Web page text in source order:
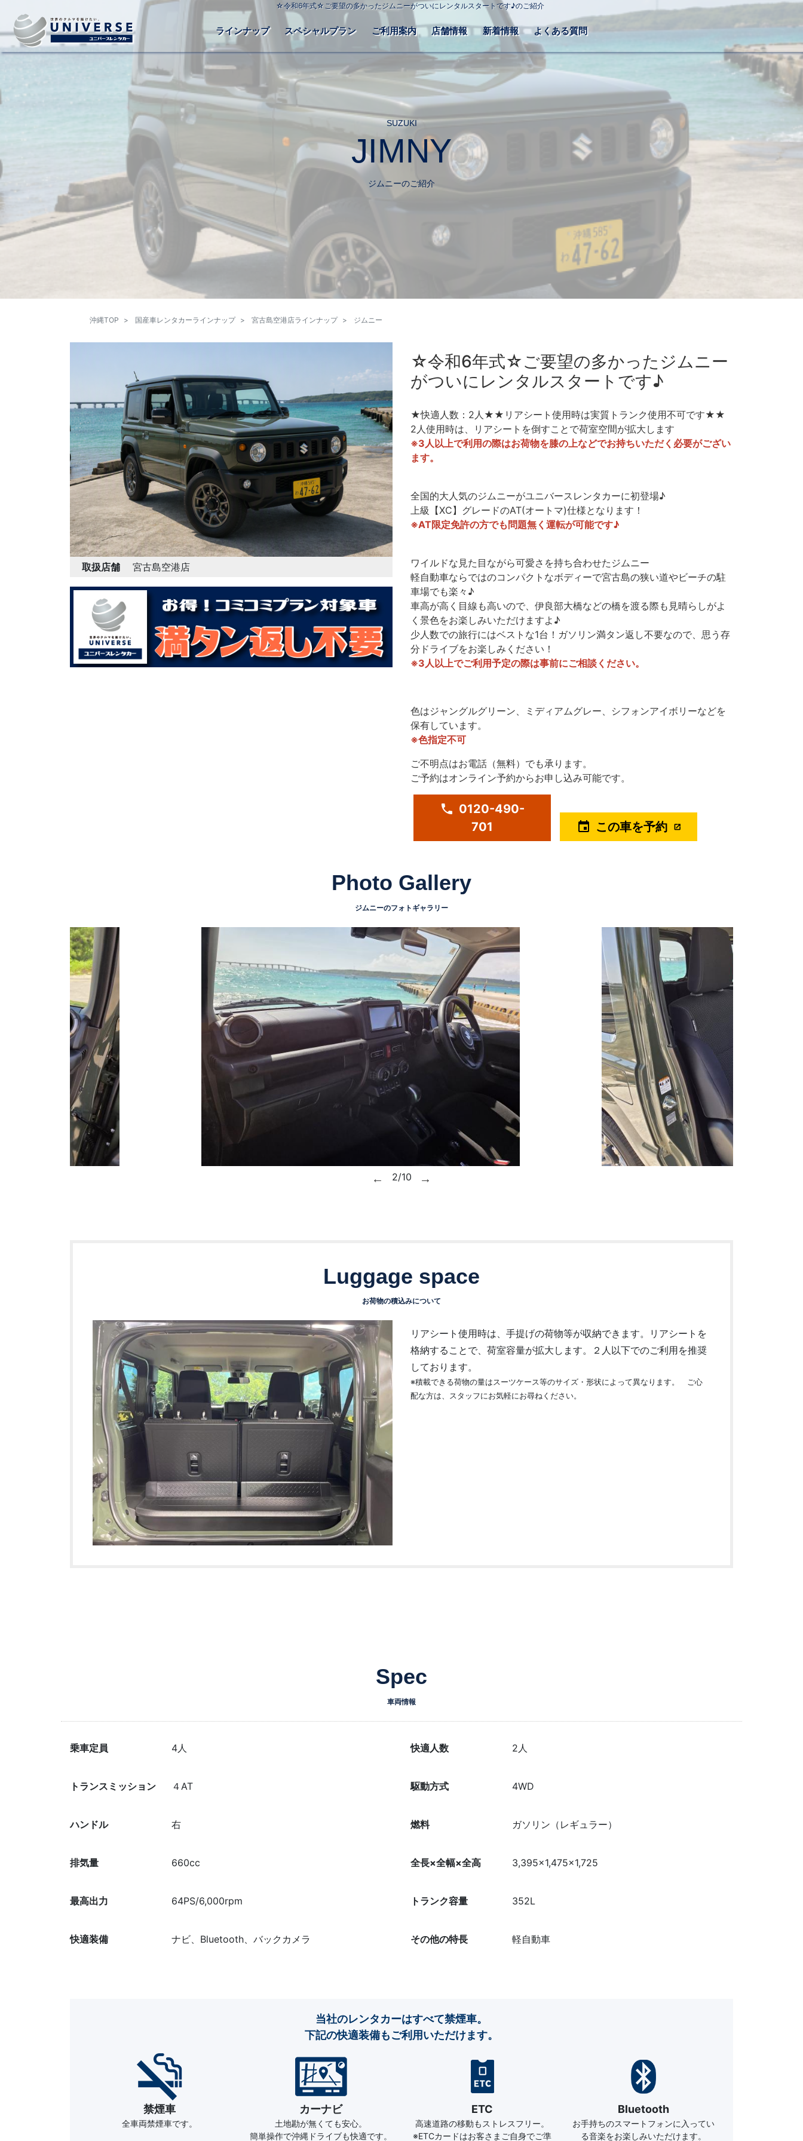
☆令和6年式☆ご要望の多かったジムニーがついにレンタルスタートです♪のご紹介
ラインナップ スペシャルプラン ご利用案内 店舗情報 新着情報 よくある質問
SUZUKI
JIMNY
ジムニーのご紹介
沖縄TOP 国産車レンタカーラインナップ 宮古島空港店ラインナップ ジムニー
取扱店舗 宮古島空港店
☆令和6年式☆ご要望の多かったジムニー
がついにレンタルスタートです♪
★快適人数：2人★★リアシート使用時は実質トランク使用不可です★★
2人使用時は、リアシートを倒すことで荷室空間が拡大します
※3人以上で利用の際はお荷物を膝の上などでお持ちいただく必要がござい
ます。
全国的大人気のジムニーがユニバースレンタカーに初登場♪
上級【XC】グレードのAT(オートマ)仕様となります！
※AT限定免許の方でも問題無く運転が可能です♪
ワイルドな見た目ながら可愛さを持ち合わせたジムニー
軽自動車ならではのコンパクトなボディーで宮古島の狭い道やビーチの駐
車場でも楽々♪
車高が高く目線も高いので、伊良部大橋などの橋を渡る際も見晴らしがよ
く景色をお楽しみいただけますよ♪
少人数での旅行にはベストな1台！ガソリン満タン返し不要なので、思う存
分ドライブをお楽しみください！
※3人以上でご利用予定の際は事前にご相談ください。
色はジャングルグリーン、ミディアムグレー、シフォンアイボリーなどを
保有しています。
※色指定不可
ご不明点はお電話（無料）でも承ります。
ご予約はオンライン予約からお申し込み可能です。
phone 0120-490-
701
event この車を予約
Photo Gallery
ジムニーのフォトギャラリー
2/10
Luggage space
お荷物の積込みについて
リアシート使用時は、手提げの荷物等が収納できます。リアシートを
格納することで、荷室容量が拡大します。２人以下でのご利用を推奨
しております。
※積載できる荷物の量はスーツケース等のサイズ・形状によって異なります。 ご心
配な方は、スタッフにお気軽にお尋ねください。
Spec
車両情報
乗車定員 4人 快適人数 2人
トランスミッション ４AT 駆動方式 4WD
ハンドル 右 燃料 ガソリン（レギュラー）
排気量 660cc 全長×全幅×全高 3,395×1,475×1,725
最高出力 64PS/6,000rpm トランク容量 352L
快適装備 ナビ、Bluetooth、バックカメラ その他の特長 軽自動車
当社のレンタカーはすべて禁煙車。
下記の快適装備もご利用いただけます。
禁煙車
全車両禁煙車です。
カーナビ
土地勘が無くても安心。
簡単操作で沖縄ドライブも快適です。
ETC
高速道路の移動もストレスフリー。
※ETCカードはお客さまご自身でご準
Bluetooth
お手持ちのスマートフォンに入ってい
る音楽をお楽しみいただけます。